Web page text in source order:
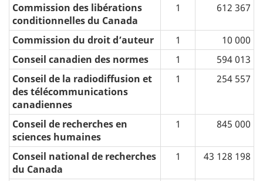
Commission des libérations
conditionnelles du Canada
1 612 367
Commission du droit d’auteur 1
10 000
Conseil canadien des normes
1
594 013
Conseil de la radiodiffusion et
des télécommunications
canadiennes
1 254 557
Conseil de recherches en
sciences humaines
1 845 000
Conseil national de recherches
du Canada
1 43 128 198